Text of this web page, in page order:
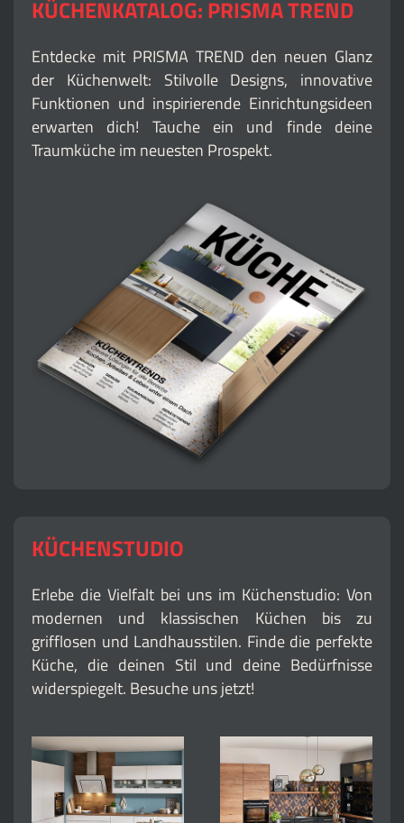
KÜCHENKATALOG: PRISMA TREND
Entdecke mit PRISMA TREND den neuen Glanz
der Küchenwelt: Stilvolle Designs, innovative
Funktionen und inspirierende Einrichtungsideen
erwarten dich! Tauche ein und finde deine
Traumküche im neuesten Prospekt.
KÜCHENSTUDIO
Erlebe die Vielfalt bei uns im Küchenstudio: Von
modernen und klassischen Küchen bis zu
grifflosen und Landhausstilen. Finde die perfekte
Küche, die deinen Stil und deine Bedürfnisse
widerspiegelt. Besuche uns jetzt!